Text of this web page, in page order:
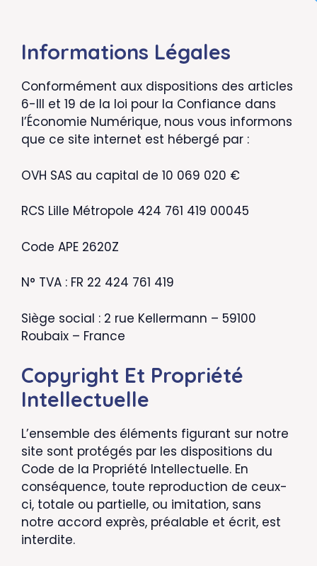
Informations Légales
Conformément aux dispositions des articles
6-III et 19 de la loi pour la Confiance dans
l’Économie Numérique, nous vous informons
que ce site internet est hébergé par :
OVH SAS au capital de 10 069 020 €
RCS Lille Métropole 424 761 419 00045
Code APE 2620Z
N° TVA : FR 22 424 761 419
Siège social : 2 rue Kellermann – 59100
Roubaix – France
Copyright Et Propriété
Intellectuelle
L’ensemble des éléments figurant sur notre
site sont protégés par les dispositions du
Code de la Propriété Intellectuelle. En
conséquence, toute reproduction de ceux-
ci, totale ou partielle, ou imitation, sans
notre accord exprès, préalable et écrit, est
interdite.